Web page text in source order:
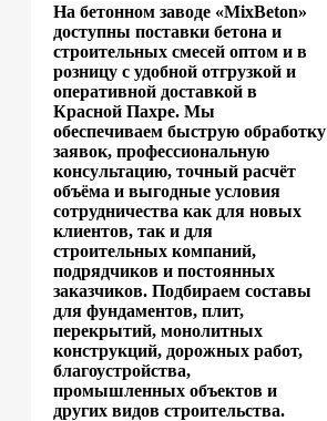
На бетонном заводе «MixBeton»
доступны поставки бетона и
строительных смесей оптом и в
розницу с удобной отгрузкой и
оперативной доставкой в
Красной Пахре. Мы
обеспечиваем быструю обработку
заявок, профессиональную
консультацию, точный расчёт
объёма и выгодные условия
сотрудничества как для новых
клиентов, так и для
строительных компаний,
подрядчиков и постоянных
заказчиков. Подбираем составы
для фундаментов, плит,
перекрытий, монолитных
конструкций, дорожных работ,
благоустройства,
промышленных объектов и
других видов строительства.